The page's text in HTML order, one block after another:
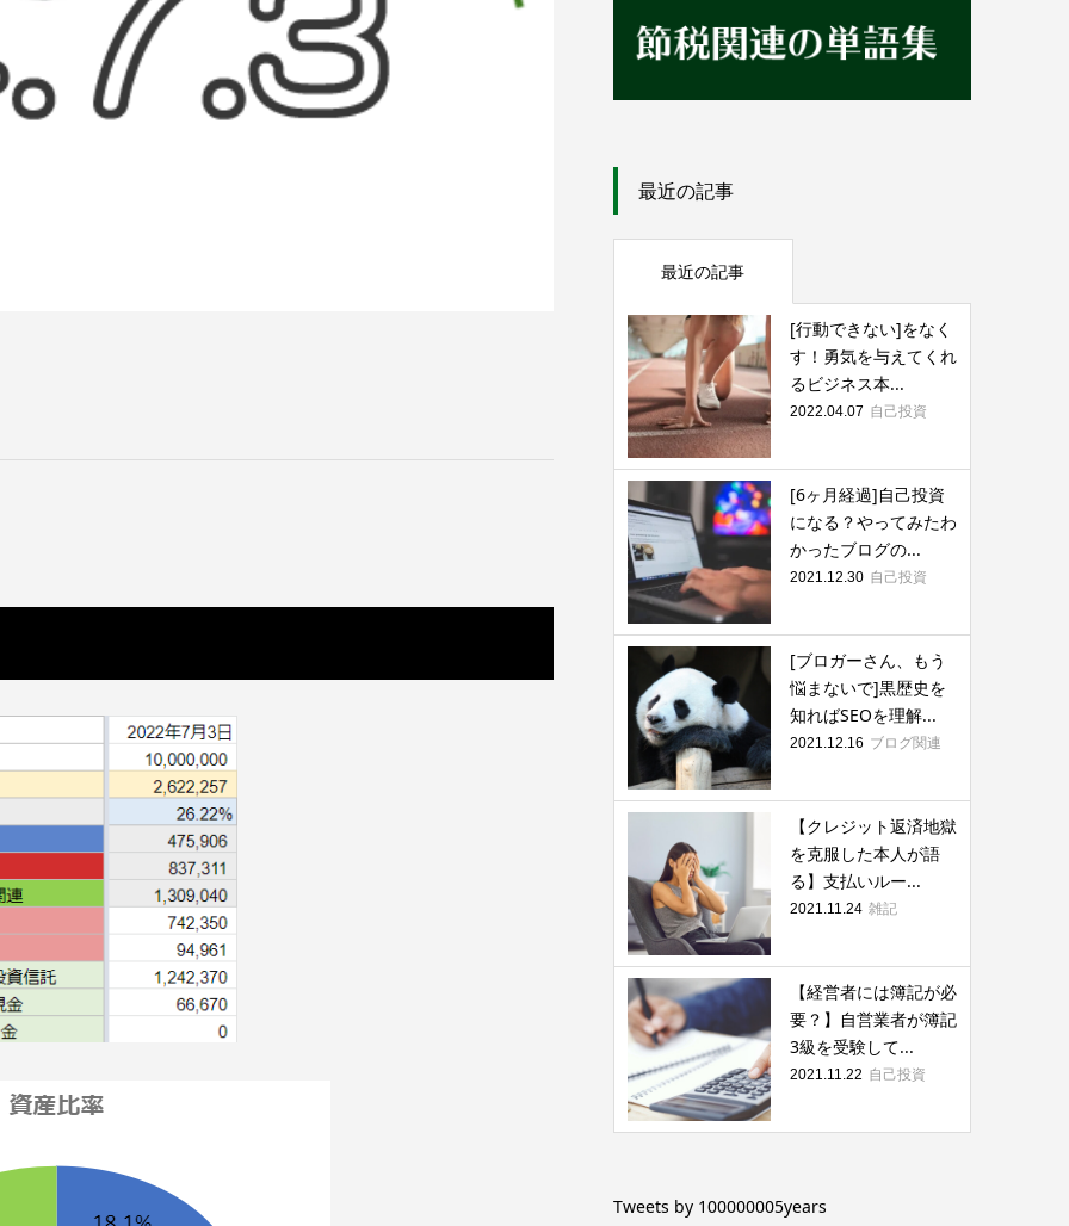
最近の記事
最近の記事
[行動できない]をなく
す！勇気を与えてくれ
るビジネス本...
2022.04.07 自己投資
[6ヶ月経過]自己投資
になる？やってみたわ
かったブログの...
2021.12.30 自己投資
[ブロガーさん、もう
悩まないで]黒歴史を
知ればSEOを理解...
2021.12.16 ブログ関連
【クレジット返済地獄
を克服した本人が語
る】支払いルー...
2021.11.24 雑記
【経営者には簿記が必
要？】自営業者が簿記
3級を受験して...
2021.11.22 自己投資
Tweets by 100000005years